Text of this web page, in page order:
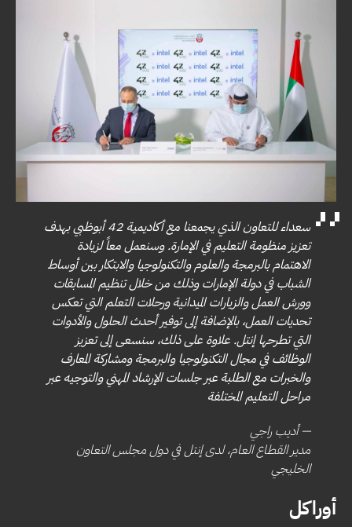
سعداء للتعاون الذي يجمعنا مع أكاديمية 42 أبوظبي بهدف
تعزيز منظومة التعليم في الإمارة. وسنعمل معاً لزيادة
الاهتمام بالبرمجة والعلوم والتكنولوجيا والابتكار بين أوساط
الشباب في دولة الإمارات وذلك من خلال تنظيم المسابقات
وورش العمل والزيارات الميدانية ورحلات التعلم التي تعكس
تحديات العمل، بالإضافة إلى توفير أحدث الحلول والأدوات
التي تطرحها إنتل. علاوة على ذلك، سنسعى إلى تعزيز
الوظائف في مجال التكنولوجيا والبرمجة ومشاركة المعارف
والخبرات مع الطلبة عبر جلسات الإرشاد المهني والتوجيه عبر
مراحل التعليم المختلفة
— أديب راجي
مدير القطاع العام، لدى إنتل في دول مجلس التعاون
الخليجي
أوراكل